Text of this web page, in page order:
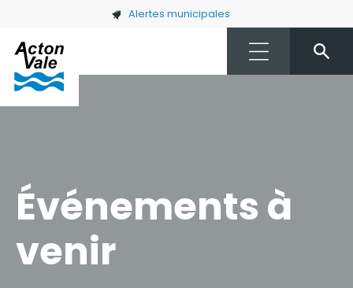
Skip to main content Alertes municipales
Événements à
venir